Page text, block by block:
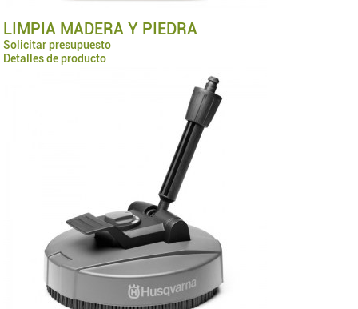
LIMPIA MADERA Y PIEDRA
Solicitar presupuesto
Detalles de producto